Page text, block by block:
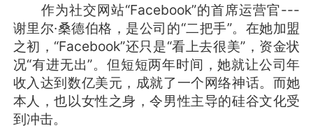
作为社交网站“Facebook”的首席运营官---
谢里尔·桑德伯格，是公司的“二把手”。在她加盟
之初，“Facebook”还只是“看上去很美”，资金状
况“有进无出”。但短短两年时间，她就让公司年
收入达到数亿美元，成就了一个网络神话。而她
本人，也以女性之身，令男性主导的硅谷文化受
到冲击。